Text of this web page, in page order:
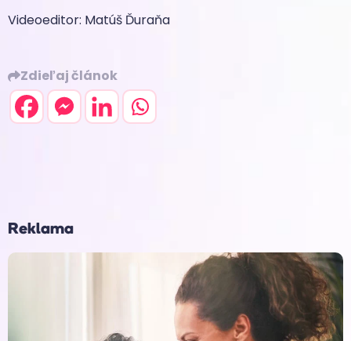
Videoeditor: Matúš Ďuraňa
Zdieľaj článok
Reklama